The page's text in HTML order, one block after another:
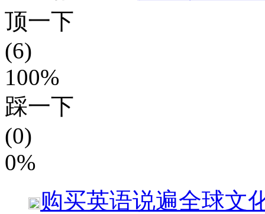
顶一下
(6)
100%
踩一下
(0)
0%
购买英语说遍全球文